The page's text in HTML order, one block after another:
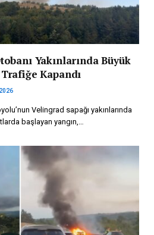
Yakınlarında Büyük
Kapandı
Velingrad sapağı yakınlarında
başlayan yangın,…